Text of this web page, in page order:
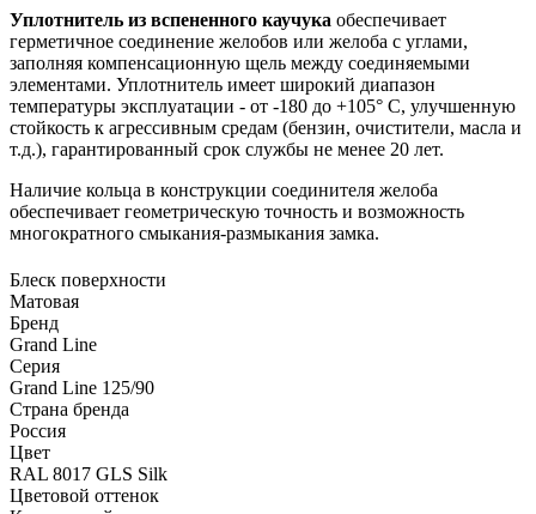
Уплотнитель из вспененного каучука обеспечивает
герметичное соединение желобов или желоба с углами,
заполняя компенсационную щель между соединяемыми
элементами. Уплотнитель имеет широкий диапазон
температуры эксплуатации - от -180 до +105° С, улучшенную
стойкость к агрессивным средам (бензин, очистители, масла и
т.д.), гарантированный срок службы не менее 20 лет.
Наличие кольца в конструкции соединителя желоба
обеспечивает геометрическую точность и возможность
многократного смыкания-размыкания замка.
Блеск поверхности
Матовая
Бренд
Grand Line
Серия
Grand Line 125/90
Страна бренда
Россия
Цвет
RAL 8017 GLS Silk
Цветовой оттенок